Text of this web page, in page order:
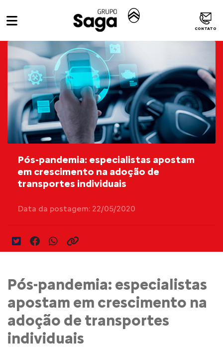
CONTATO
Pós-pandemia: especialistas apostam
em crescimento na adoção de
transportes individuais
Data da postagem: 22/05/2020
Pós-pandemia: especialistas
apostam em crescimento na
adoção de transportes
individuais